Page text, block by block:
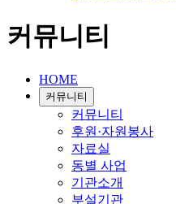
커뮤니티
HOME
커뮤니티
커뮤니티
후원·자원봉사
자료실
동별 사업
기관소개
부설기관